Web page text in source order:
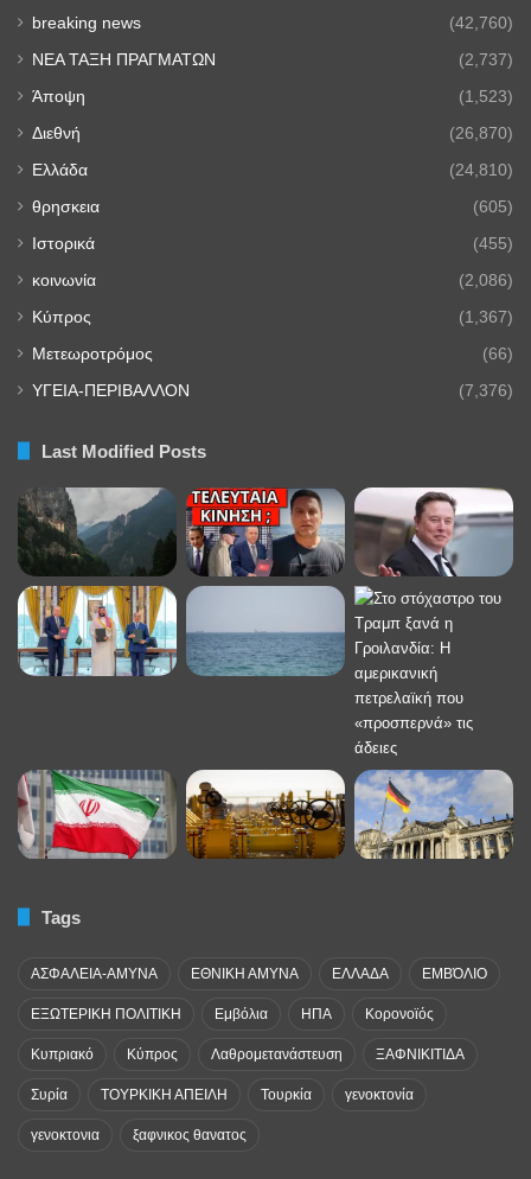
breaking news (42,760)
NEA TAΞΗ ΠΡΑΓΜΑΤΩΝ (2,737)
Άποψη (1,523)
Διεθνή (26,870)
Ελλάδα (24,810)
θρησκεια (605)
Ιστορικά (455)
κοινωνία (2,086)
Κύπρος (1,367)
Μετεωροτρόμος (66)
ΥΓΕΙΑ-ΠΕΡΙΒΑΛΛΟΝ (7,376)
Last Modified Posts
Tags
ΑΣΦΑΛΕΙΑ-ΑΜΥΝΑ ΕΘΝΙΚΗ ΑΜΥΝΑ ΕΛΛΑΔΑ ΕΜΒΌΛΙΟ
ΕΞΩΤΕΡΙΚΗ ΠΟΛΙΤΙΚΗ Εμβόλια ΗΠΑ Κορονοϊός
Κυπριακό Κύπρος Λαθρομετανάστευση ΞΑΦΝΙΚΙΤΙΔΑ
Συρία ΤΟΥΡΚΙΚΗ ΑΠΕΙΛΗ Τουρκία γενοκτονία
γενοκτονια ξαφνικος θανατος